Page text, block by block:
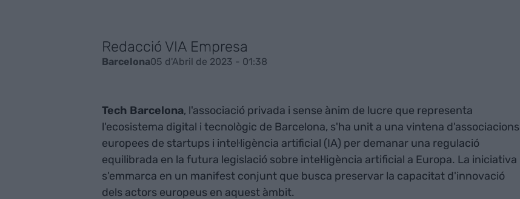
Redacció VIA Empresa
Barcelona05 d'Abril de 2023 - 01:38
Tech Barcelona, l'associació privada i sense ànim de lucre que representa
l'ecosistema digital i tecnològic de Barcelona, s'ha unit a una vintena d'associacions
europees de startups i intel·ligència artificial (IA) per demanar una regulació
equilibrada en la futura legislació sobre intel·ligència artificial a Europa. La iniciativa
s'emmarca en un manifest conjunt que busca preservar la capacitat d'innovació
dels actors europeus en aquest àmbit.